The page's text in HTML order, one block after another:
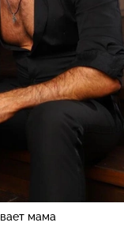
мама